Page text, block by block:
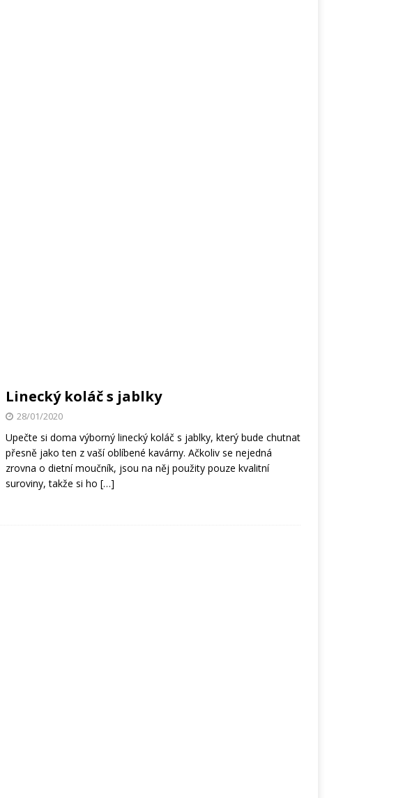
Linecký koláč s jablky
28/01/2020
Upečte si doma výborný linecký koláč s jablky, který bude chutnat
přesně jako ten z vaší oblíbené kavárny. Ačkoliv se nejedná
zrovna o dietní moučník, jsou na něj použity pouze kvalitní
suroviny, takže si ho […]